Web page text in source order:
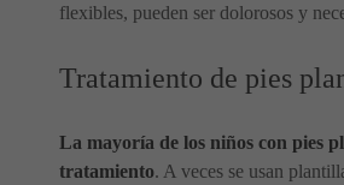
flexibles, pueden ser dolorosos y
Tratamiento de pies
La mayoría de los niños con pies
tratamiento. A veces se usan